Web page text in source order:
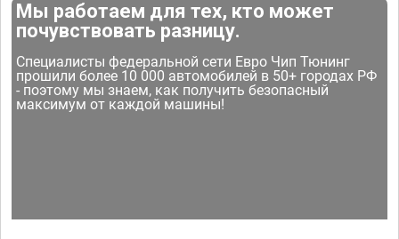
Мы работаем для тех, кто может
почувствовать разницу.
Специалисты федеральной сети Евро Чип Тюнинг
прошили более 10 000 автомобилей в 50+ городах РФ
- поэтому мы знаем, как получить безопасный
максимум от каждой машины!